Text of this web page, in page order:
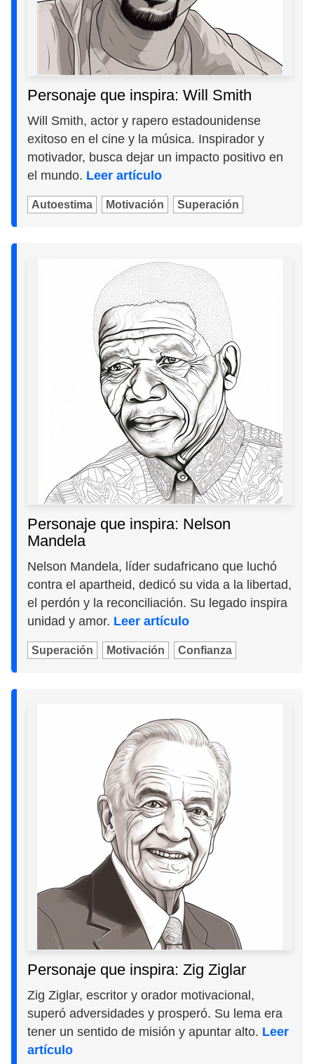
Personaje que inspira: Will Smith
Will Smith, actor y rapero estadounidense
exitoso en el cine y la música. Inspirador y
motivador, busca dejar un impacto positivo en
el mundo. Leer artículo
Autoestima Motivación Superación
Personaje que inspira: Nelson
Mandela
Nelson Mandela, líder sudafricano que luchó
contra el apartheid, dedicó su vida a la libertad,
el perdón y la reconciliación. Su legado inspira
unidad y amor. Leer artículo
Superación Motivación Confianza
Personaje que inspira: Zig Ziglar
Zig Ziglar, escritor y orador motivacional,
superó adversidades y prosperó. Su lema era
tener un sentido de misión y apuntar alto. Leer
artículo